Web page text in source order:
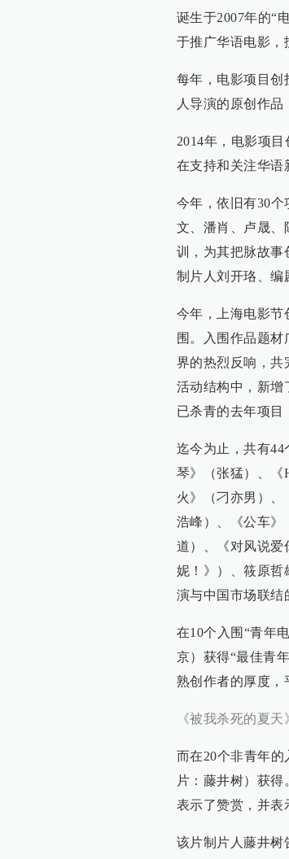
诞生于2007年的“
于推广华语电影，
每年，电影项目
人导演的原创作
2014年，电影项
在支持和关注华语
今年，依旧有30个
文、潘肖、卢晟、
训，为其把脉故事
制片人刘开珞、编
今年，上海电影节
围。入围作品题
界的热烈反响，共
活动结构中，新增
已杀青的去年项目
迄今为止，共有
琴》（张猛）、《
火》（刁亦男）
浩峰）、《公车》
道）、《对风说爱
妮！》）、筱原哲
演与中国市场联结
在10个入围“青年
京）获得“最佳青
熟创作者的厚度，
《被我杀死的夏天
而在20个非青年的
片：藤井树）获
表示了赞赏，并
该片制片人藤井树